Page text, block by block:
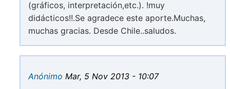
(gráficos, interpretación,etc.). !muy
didácticos!!.Se agradece este aporte.Muchas,
muchas gracias. Desde Chile..saludos.
Anónimo Mar, 5 Nov 2013 - 10:07